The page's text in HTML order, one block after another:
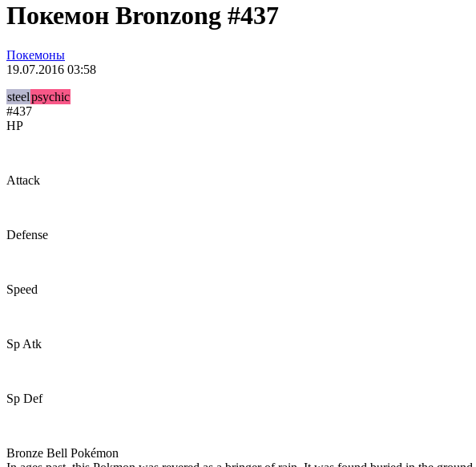
Покемон Bronzong #437
Покемоны
19.07.2016 03:58
steelpsychic
#437
HP
Attack
Defense
Speed
Sp Atk
Sp Def
Bronze Bell Pokémon